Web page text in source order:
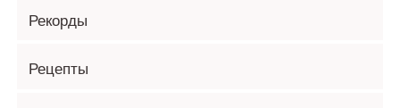
Рекорды
Рецепты